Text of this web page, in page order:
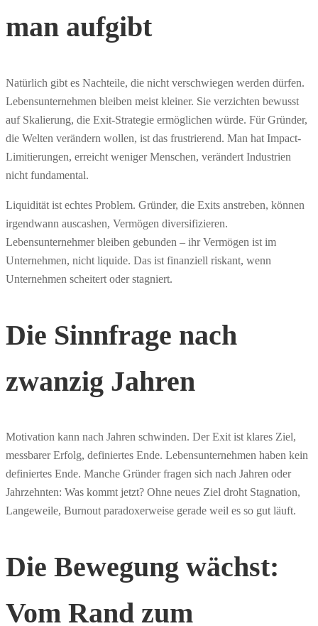
man aufgibt
Natürlich gibt es Nachteile, die nicht verschwiegen werden dürfen.
Lebensunternehmen bleiben meist kleiner. Sie verzichten bewusst
auf Skalierung, die Exit-Strategie ermöglichen würde. Für Gründer,
die Welten verändern wollen, ist das frustrierend. Man hat Impact-
Limitierungen, erreicht weniger Menschen, verändert Industrien
nicht fundamental.
Liquidität ist echtes Problem. Gründer, die Exits anstreben, können
irgendwann auscashen, Vermögen diversifizieren.
Lebensunternehmer bleiben gebunden – ihr Vermögen ist im
Unternehmen, nicht liquide. Das ist finanziell riskant, wenn
Unternehmen scheitert oder stagniert.
Die Sinnfrage nach
zwanzig Jahren
Motivation kann nach Jahren schwinden. Der Exit ist klares Ziel,
messbarer Erfolg, definiertes Ende. Lebensunternehmen haben kein
definiertes Ende. Manche Gründer fragen sich nach Jahren oder
Jahrzehnten: Was kommt jetzt? Ohne neues Ziel droht Stagnation,
Langeweile, Burnout paradoxerweise gerade weil es so gut läuft.
Die Bewegung wächst:
Vom Rand zum